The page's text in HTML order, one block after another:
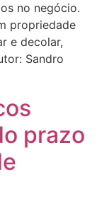
no negócio.
propriedade
e decolar,
Sandro
prazo